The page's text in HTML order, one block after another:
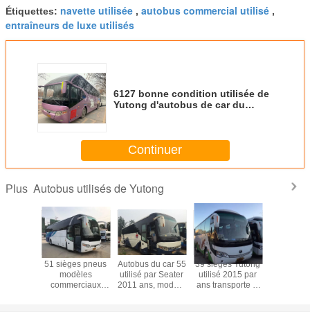
Étiquettes: navette utilisée , autobus commercial utilisé ,
entraîneurs de luxe utilisés
6127 bonne condition utilisée de
Yutong d'autobus de car du
Continuer
Plus Autobus utilisés de Yutong
51 sièges pneus
modèles
commerciaux
Autobus du car 55
utilisé par Seater
2011 ans, modèle
39 sièges Yutong
utilisé 2015 par
ans transporte la